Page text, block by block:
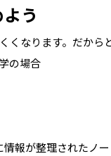
う
くなります。だか
の場合
報が整理されたノー